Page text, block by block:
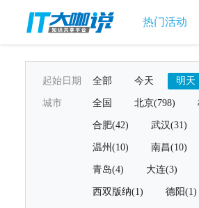
热门活动
起始日期 全部 今天 明天
城市 全国 北京(798)
合肥(42) 武汉(31)
温州(10) 南昌(10)
青岛(4) 大连(3)
西双版纳(1) 德阳(1)